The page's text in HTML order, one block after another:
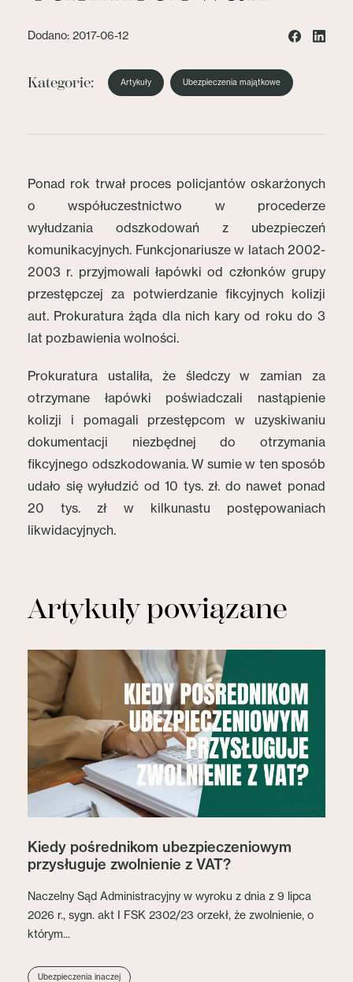
Dodano: 2017-06-12
Kategorie: Artykuły Ubezpieczenia majątkowe
Ponad rok trwał proces policjantów oskarżonych
o współuczestnictwo w procederze
wyłudzania odszkodowań z ubezpieczeń
komunikacyjnych. Funkcjonariusze w latach 2002-
2003 r. przyjmowali łapówki od członków grupy
przestępczej za potwierdzanie fikcyjnych kolizji
aut. Prokuratura żąda dla nich kary od roku do 3
lat pozbawienia wolności.
Prokuratura ustaliła, że śledczy w zamian za
otrzymane łapówki poświadczali nastąpienie
kolizji i pomagali przestępcom w uzyskiwaniu
dokumentacji niezbędnej do otrzymania
fikcyjnego odszkodowania. W sumie w ten sposób
udało się wyłudzić od 10 tys. zł. do nawet ponad
20 tys. zł w kilkunastu postępowaniach
likwidacyjnych.
Artykuły powiązane
Kiedy pośrednikom ubezpieczeniowym
przysługuje zwolnienie z VAT?
Naczelny Sąd Administracyjny w wyroku z dnia z 9 lipca
2026 r., sygn. akt I FSK 2302/23 orzekł, że zwolnienie, o
którym...
Ubezpieczenia inaczej